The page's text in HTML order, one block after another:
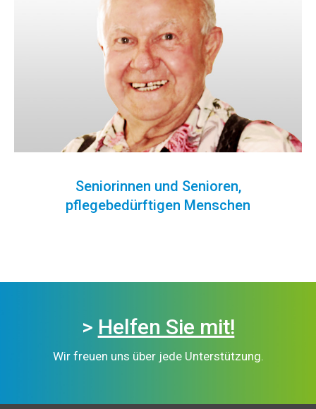
Seniorinnen und Senioren,
pflegebedürftigen Menschen
> Helfen Sie mit!
Wir freuen uns über jede Unterstützung.